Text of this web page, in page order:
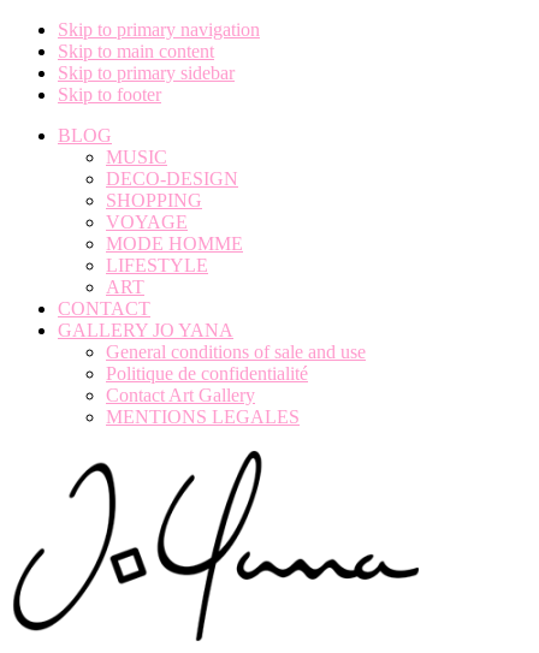
Skip to primary navigation
Skip to main content
Skip to primary sidebar
Skip to footer
BLOG
MUSIC
DECO-DESIGN
SHOPPING
VOYAGE
MODE HOMME
LIFESTYLE
ART
CONTACT
GALLERY JO YANA
General conditions of sale and use
Politique de confidentialité
Contact Art Gallery
MENTIONS LEGALES